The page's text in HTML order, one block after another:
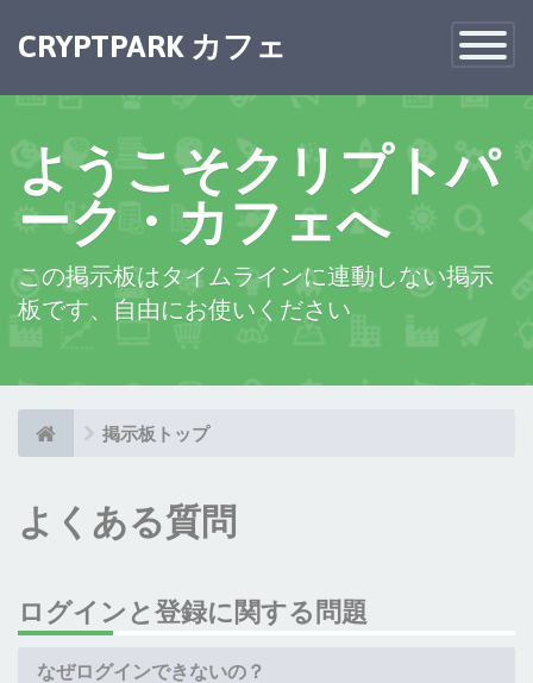
Toggle
CRYPTPARK カフェ ×
ようこそクリプトパ
ーク・カフェへ
この掲示板はタイムラインに連動しない掲示
板です、自由にお使いください
掲示板トップ
よくある質問
ログインと登録に関する問題
なぜログインできないの？